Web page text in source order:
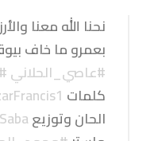
نحنا الله معنا
بعمرو ما خاف
#عاصي_الحلاني
كلمات ⁦
الحان وتوزيع ⁦